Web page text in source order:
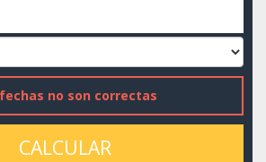
no son correctas
CALCULAR